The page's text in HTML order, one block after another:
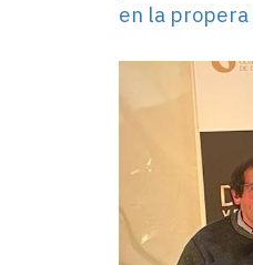
en la propera